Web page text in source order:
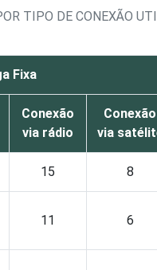
TIPO DE CONEXÃO
Fixa
Conexão
via rádio
Conexão
via
15 8
11 6